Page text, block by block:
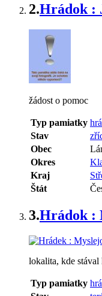
2.Hrádok :
žádost o pomoc
Typ pamiatky
Stav
Obec
Okres
Kraj
Štát
3.Hrádok :
lokalita, kde
Typ pamiatky